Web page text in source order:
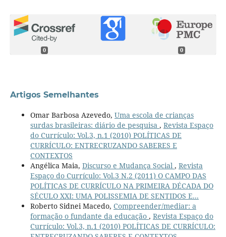
0 0
Artigos Semelhantes
Omar Barbosa Azevedo, Uma escola de crianças
surdas brasileiras: diário de pesquisa , Revista Espaço
do Currículo: Vol.3, n.1 (2010) POLÍTICAS DE
CURRÍCULO: ENTRECRUZANDO SABERES E
CONTEXTOS
Angélica Maia, Discurso e Mudança Social , Revista
Espaço do Currículo: Vol.3 N.2 (2011) O CAMPO DAS
POLÍTICAS DE CURRÍCULO NA PRIMEIRA DÉCADA DO
SÉCULO XXI: UMA POLISSEMIA DE SENTIDOS E...
Roberto Sidnei Macedo, Compreender/mediar: a
formação o fundante da educação , Revista Espaço do
Currículo: Vol.3, n.1 (2010) POLÍTICAS DE CURRÍCULO: